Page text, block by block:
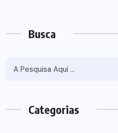
Busca
Categorias